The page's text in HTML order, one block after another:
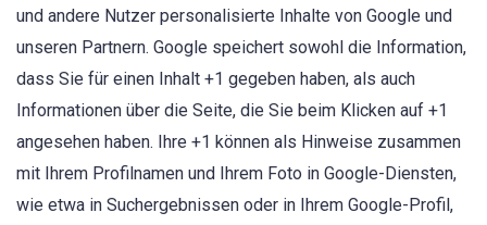
und andere Nutzer personalisierte Inhalte von Google und
unseren Partnern. Google speichert sowohl die Information,
dass Sie für einen Inhalt +1 gegeben haben, als auch
Informationen über die Seite, die Sie beim Klicken auf +1
angesehen haben. Ihre +1 können als Hinweise zusammen
mit Ihrem Profilnamen und Ihrem Foto in Google-Diensten,
wie etwa in Suchergebnissen oder in Ihrem Google-Profil,